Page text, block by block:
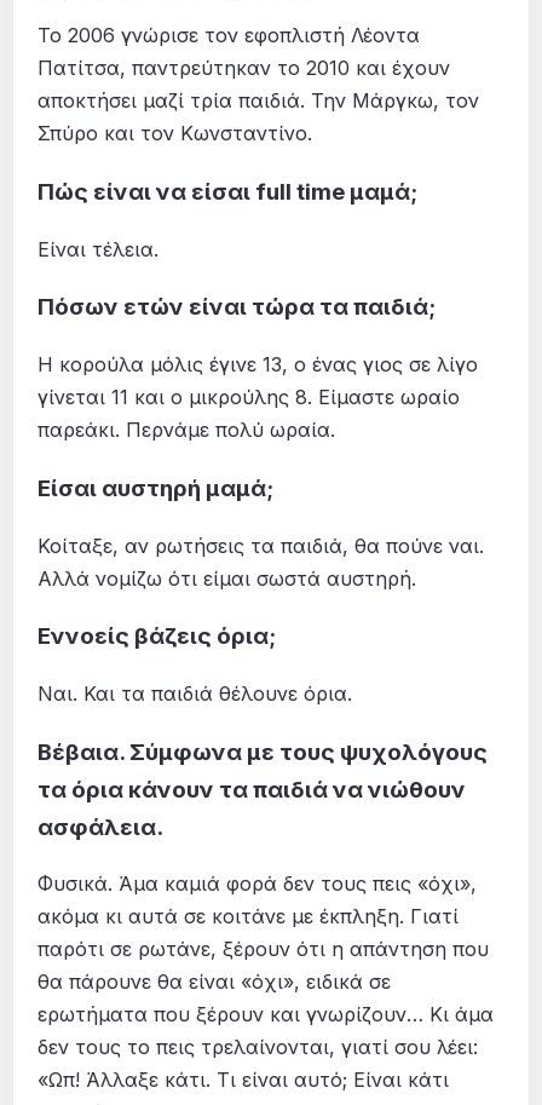
Το 2006 γνώρισε τον εφοπλιστή Λέοντα
Πατίτσα, παντρεύτηκαν το 2010 και έχουν
αποκτήσει μαζί τρία παιδιά. Την Μάργκω, τον
Σπύρο και τον Κωνσταντίνο.
Πώς είναι να είσαι full time μαμά;
Είναι τέλεια.
Πόσων ετών είναι τώρα τα παιδιά;
Η κορούλα μόλις έγινε 13, ο ένας γιος σε λίγο
γίνεται 11 και ο μικρούλης 8. Είμαστε ωραίο
παρεάκι. Περνάμε πολύ ωραία.
Είσαι αυστηρή μαμά;
Κοίταξε, αν ρωτήσεις τα παιδιά, θα πούνε ναι.
Αλλά νομίζω ότι είμαι σωστά αυστηρή.
Εννοείς βάζεις όρια;
Ναι. Και τα παιδιά θέλουνε όρια.
Βέβαια. Σύμφωνα με τους ψυχολόγους
τα όρια κάνουν τα παιδιά να νιώθουν
ασφάλεια.
Φυσικά. Άμα καμιά φορά δεν τους πεις «όχι»,
ακόμα κι αυτά σε κοιτάνε με έκπληξη. Γιατί
παρότι σε ρωτάνε, ξέρουν ότι η απάντηση που
θα πάρουνε θα είναι «όχι», ειδικά σε
ερωτήματα που ξέρουν και γνωρίζουν… Κι άμα
δεν τους το πεις τρελαίνονται, γιατί σου λέει:
«Ωπ! Άλλαξε κάτι. Τι είναι αυτό; Είναι κάτι